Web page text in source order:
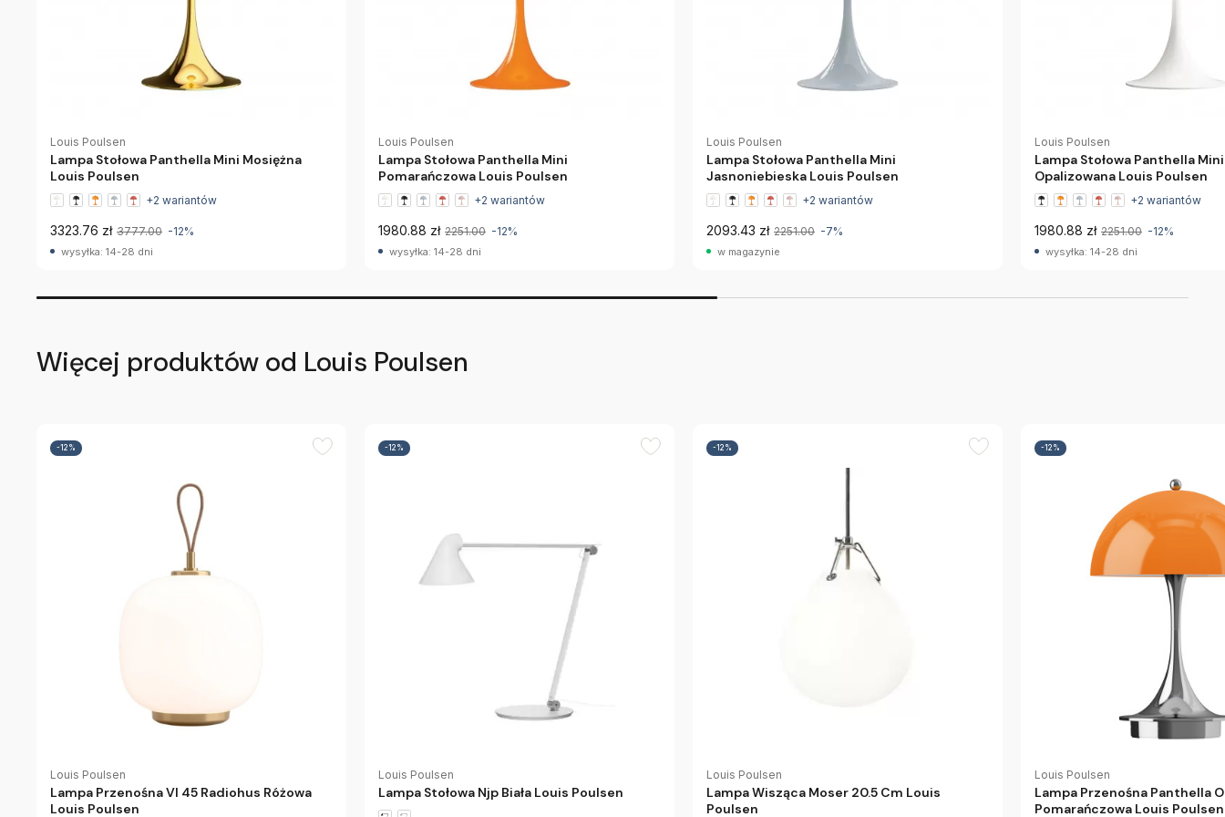
Louis Poulsen
Lampa Stołowa Panthella Mini Mosiężna
Louis Poulsen
+2 wariantów
3323.76 zł 3777.00 -12%
wysyłka: 14-28 dni
Louis Poulsen
Lampa Stołowa Panthella Mini
Pomarańczowa Louis Poulsen
+2 wariantów
1980.88 zł 2251.00 -12%
wysyłka: 14-28 dni
Louis Poulsen
Lampa Stołowa Panthella Mini
Jasnoniebieska Louis Poulsen
+2 wariantów
2093.43 zł 2251.00 -7%
w magazynie
Louis Poulsen
Lampa Stołowa Panthella Mini
Opalizowana Louis Poulsen
+2 wariantów
1980.88 zł 2251.00 -12%
wysyłka: 14-28 dni
Więcej produktów od Louis Poulsen
-12%
Louis Poulsen
Lampa Przenośna Vl 45 Radiohus Różowa
Louis Poulsen
-12%
Louis Poulsen
Lampa Stołowa Njp Biała Louis Poulsen
-12%
Louis Poulsen
Lampa Wisząca Moser 20.5 Cm Louis
Poulsen
-12%
Louis Poulsen
Lampa Przenośna Panthella
Pomarańczowa Louis Poulsen